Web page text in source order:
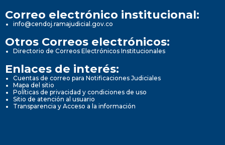
Correo electrónico institucional:
info@cendoj.ramajudicial.gov.co
Otros Correos electrónicos:
Directorio de Correos Electrónicos Institucionales
Enlaces de interés:
Cuentas de correo para Notificaciones Judiciales
Mapa del sitio
Políticas de privacidad y condiciones de uso
Sitio de atención al usuario
Transparencia y Acceso a la información